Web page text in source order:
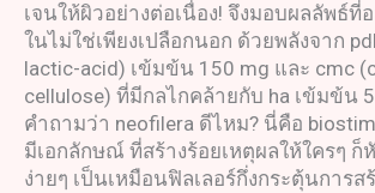
เจนให้ผิวอย่างต่อเนื่อง! จึงมอบผลลัพธ์ที่
ในไม่ใช่เพียงเปลือกนอก ด้วยพลังจาก
lactic-acid) เข้มข้น 150 mg และ cmc
cellulose) ที่มีกลไกคล้ายกับ ha เข้มข้น
คำถามว่า neofilera ดีไหม? นี่คือ
มีเอกลักษณ์ ที่สร้างร้อยเหตุผลให้ใครๆ
ง่ายๆ เป็นเหมือนฟิลเลอร์กึ่งกระตุ้นการส